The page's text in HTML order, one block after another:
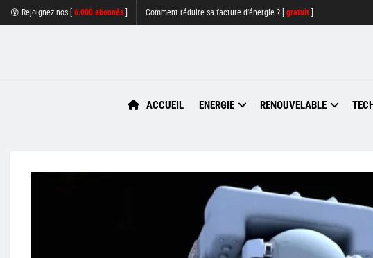
😮 Rejoignez nos [ 6.000 abonnés Comment réduire sa facture d'énergie ? [ gratuit
ACCUEIL ENERGIE RENOUVELABLE